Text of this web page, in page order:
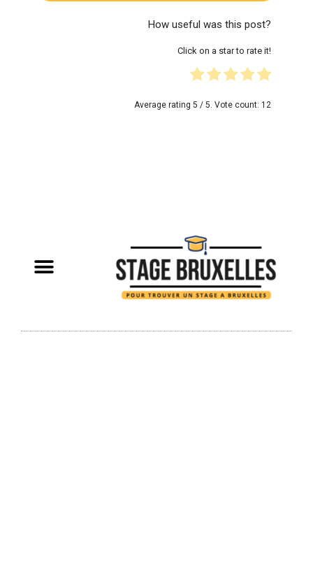
How useful was this post?
Click on a star to rate it!
Average rating 5 / 5. Vote count: 12